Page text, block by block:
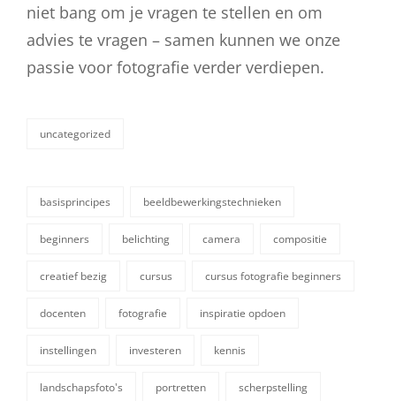
niet bang om je vragen te stellen en om
advies te vragen – samen kunnen we onze
passie voor fotografie verder verdiepen.
categorieën
uncategorized
basisprincipes beeldbewerkingstechnieken
beginners belichting camera compositie
creatief bezig cursus cursus fotografie beginners
docenten fotografie inspiratie opdoen
instellingen investeren kennis
landschapsfoto's portretten scherpstelling